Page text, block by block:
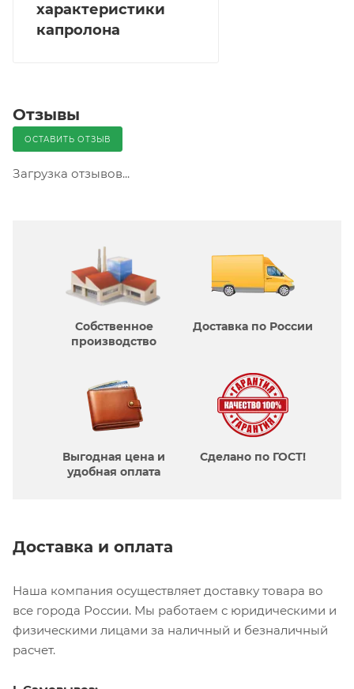
характеристики
капролона
Отзывы
ОСТАВИТЬ ОТЗЫВ
Загрузка отзывов...
Собственное
производcтво
Доставка по России
Выгодная цена и
удобная оплата
Сделано по ГОСТ!
Доставка и оплата
Наша компания осуществляет доставку товара во
все города России. Мы работаем с юридическими и
физическими лицами за наличный и безналичный
расчет.